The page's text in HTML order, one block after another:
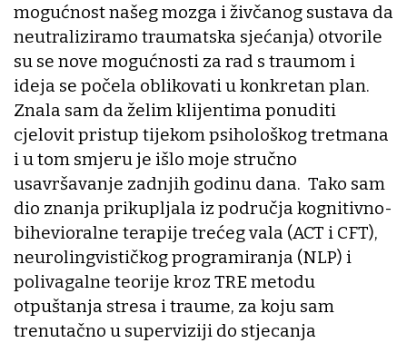
mogućnost našeg mozga i živčanog sustava da
neutraliziramo traumatska sjećanja) otvorile
su se nove mogućnosti za rad s traumom i
ideja se počela oblikovati u konkretan plan.
Znala sam da želim klijentima ponuditi
cjelovit pristup tijekom psihološkog tretmana
i u tom smjeru je išlo moje stručno
usavršavanje zadnjih godinu dana. Tako sam
dio znanja prikupljala iz područja kognitivno-
bihevioralne terapije trećeg vala (ACT i CFT),
neurolingvističkog programiranja (NLP) i
polivagalne teorije kroz TRE metodu
otpuštanja stresa i traume, za koju sam
trenutačno u superviziji do stjecanja